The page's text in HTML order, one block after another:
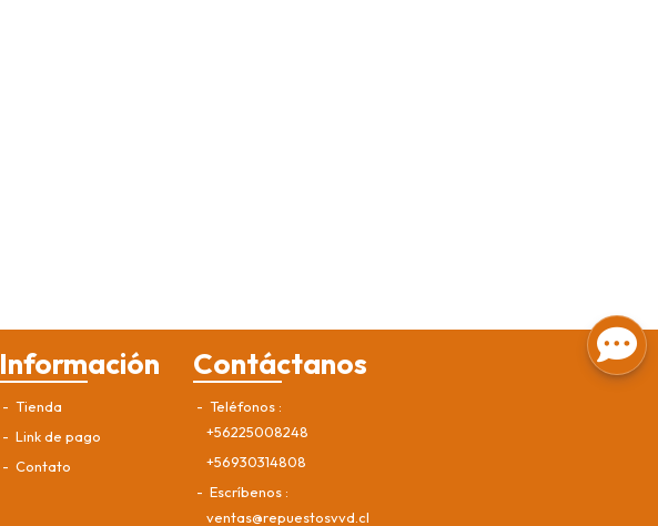
Información
Tienda
Link de pago
Contato
Contáctanos
Teléfonos
+56225008248
+56930314808
Escríbenos
ventas@repuestosvvd.cl